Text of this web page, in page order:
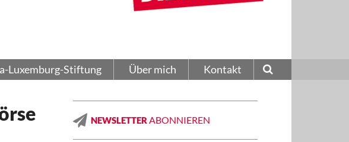
Luxemburg-Stiftung Über mich Kontakt
NEWSLETTER ABONNIEREN